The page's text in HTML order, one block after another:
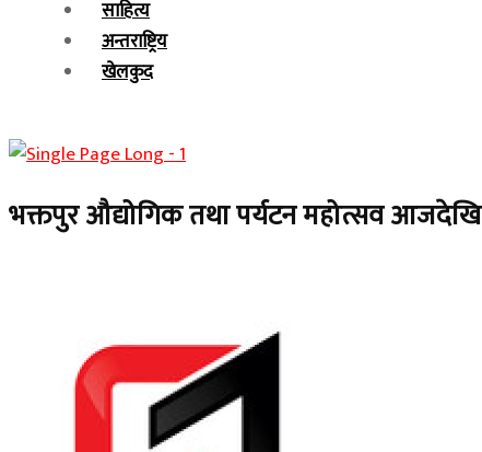
साहित्य
अन्तराष्ट्रिय
खेलकुद
भक्तपुर औद्योगिक तथा पर्यटन महोत्सव आजदेखि